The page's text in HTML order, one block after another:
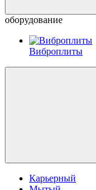
оборудование
Виброплиты
Карьерный